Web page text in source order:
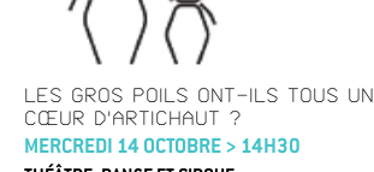
LES GROS POILS ONT-ILS TOUS UN
CŒUR D'ARTICHAUT ?
MERCREDI 14 OCTOBRE > 14H30